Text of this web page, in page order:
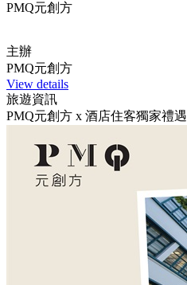
PMQ元創方
主辦
PMQ元創方
View details
旅遊資訊
PMQ元創方 x 酒店住客獨家禮遇